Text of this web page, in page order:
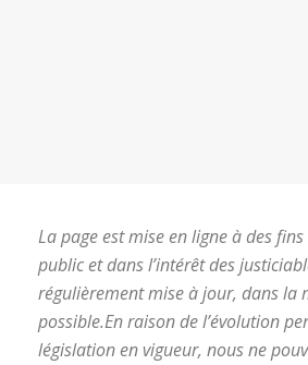
La page est mise en ligne à des
public et dans l’intérêt des
régulièrement mise à jour, dans la
possible.En raison de l’évolution
législation en vigueur, nous ne